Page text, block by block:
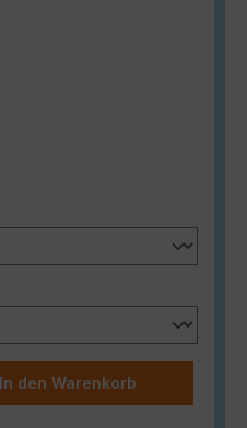
Gib den
In den Warenkorb